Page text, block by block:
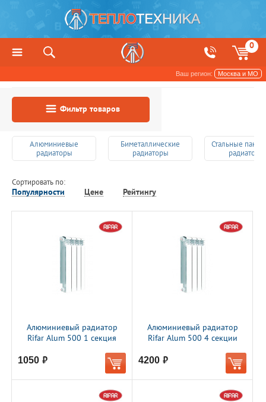
0
Ваш регион: Москва и МО
Фильтр товаров
Алюминиевые
радиаторы
Биметаллические
радиаторы
Стальные
радиаторы
Сортировать по:
Популярности Цене Рейтингу
Алюминиевый радиатор
Rifar Alum 500 1 секция
1050 руб.
Алюминиевый радиатор
Rifar Alum 500 4 секции
4200 руб.